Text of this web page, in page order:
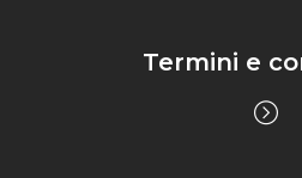
Termini e